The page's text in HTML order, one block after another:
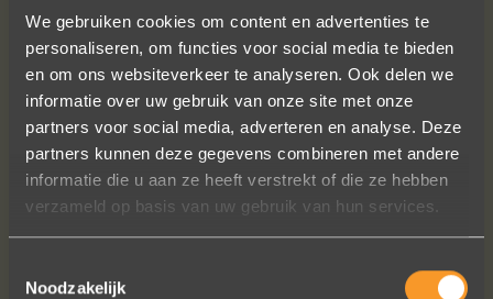
We gebruiken cookies om content en advertenties te
personaliseren, om functies voor social media te bieden
en om ons websiteverkeer te analyseren. Ook delen we
informatie over uw gebruik van onze site met onze
partners voor social media, adverteren en analyse. Deze
partners kunnen deze gegevens combineren met andere
informatie die u aan ze heeft verstrekt of die ze hebben
verzameld op basis van uw gebruik van hun services.
Noodzakelijk
Wat een vakmanschap! De sierraden
zijn gewoon prachtig en subtiel
tegelijk. Héél veel waar voor je geld. In
het echt zijn ze eigenlijk mooier dan
contact met je onderhouden alsof je